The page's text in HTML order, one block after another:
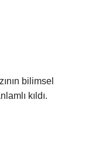
bilimsel
kıldı.